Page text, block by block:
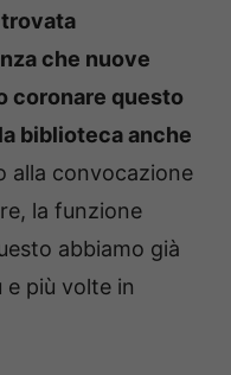
trovata
che nuove
coronare questo
biblioteca anche
alla convocazione
la funzione
abbiamo già
più volte in